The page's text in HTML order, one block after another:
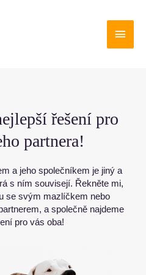
řešení pro
partnera!
a jeho společníkem je jiný a
s ním souvisejí. Řekněte mi,
se svým mazlíčkem nebo
a společně najdeme
pro vás oba!